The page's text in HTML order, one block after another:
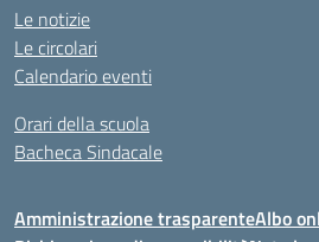
Le notizie
Le circolari
Calendario eventi
Orari della scuola
Bacheca Sindacale
Amministrazione trasparenteAlbo